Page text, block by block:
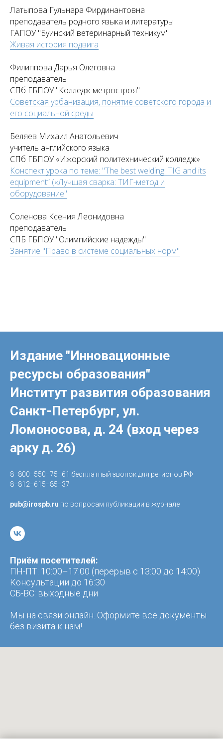
Латыпова Гульнара Фирдинантовна
преподаватель родного языка и литературы
ГАПОУ "Буинский ветеринарный техникум"
Живая история подвига
Филиппова Дарья Олеговна
преподаватель
СПб ГБПОУ "Колледж метростроя"
Советская урбанизация, понятие советского города и
его социальной среды
Беляев Михаил Анатольевич
учитель английского языка
СПб ГБПОУ «Ижорский политехнический колледж»
Конспект урока по теме: "The best welding: TIG and its
equipment” («Лучшая сварка: ТИГ-метод и
оборудование"
Соленова Ксения Леонидовна
преподаватель
СПБ ГБПОУ "Олимпийские надежды"
Занятие "Право в системе социальных норм"
Издание "Инновационные
ресурсы образования"
Институт развития образования
Санкт-Петербург, ул.
Ломоносова, д. 24 (вход через
арку д. 26)
8−800−550−75−61 бесплатный звонок для регионов РФ
8−812−615−85−37
pub@irospb.ru по вопросам публикации в журнале
Приём посетителей:
ПН-ПТ: 10:00–17:00 (перерыв с 13:00 до 14:00)
Консультации до 16:30
CБ-ВС: выходные дни
Мы на связи онлайн. Оформите все документы
без визита к нам!